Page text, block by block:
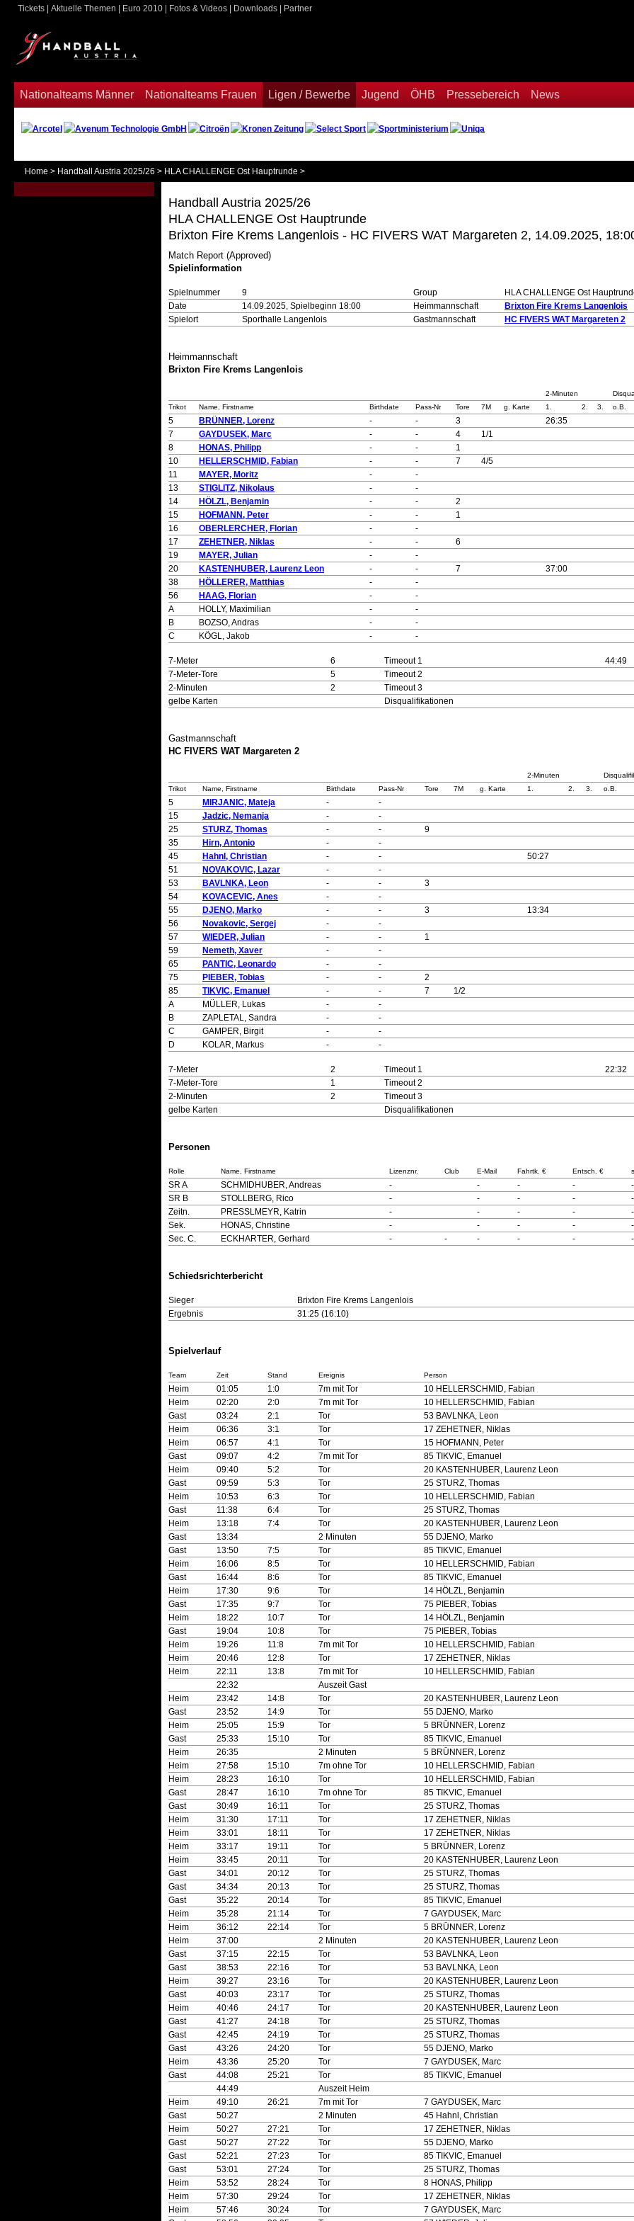
Nationalteams Männer Nationalteams Frauen Ligen / Bewerbe Jugend ÖHB Pressebereich News
Tickets Aktuelle Themen Euro 2010 Fotos & Videos Downloads Partner
Home > Handball Austria 2025/26 > HLA CHALLENGE Ost Hauptrunde >
Handball Austria 2025/26
HLA CHALLENGE Ost Hauptrunde
Brixton Fire Krems Langenlois - HC FIVERS WAT Margareten 2, 14.09.2025,
Match Report (Approved)
Spielinformation
Spielnummer 9 Group
HLA CHALLENGE Ost
Date
14.09.2025, Spielbeginn 18:00 Heimmannschaft
Brixton Fire Krems Langenlois
Spielort
Sporthalle Langenlois Gastmannschaft HC FIVERS WAT Margareten 2
Heimmannschaft
Brixton Fire Krems Langenlois
2-Minuten
Trikot
Name, Firstname Birthdate Pass-Nr Tore 7M g. Karte 1. 2. 3. o.B.
5 BRÜNNER, Lorenz - - 3
26:35
7
GAYDUSEK, Marc - - 4
1/1
8
HONAS, Philipp - -
1
10
HELLERSCHMID, Fabian - - 7
4/5
11
MAYER, Moritz -
-
13
STIGLITZ, Nikolaus -
-
14
HÖLZL, Benjamin - -
2
15
HOFMANN, Peter - -
1
16
OBERLERCHER, Florian -
-
17
ZEHETNER, Niklas - -
6
19
MAYER, Julian -
-
20
KASTENHUBER, Laurenz Leon - - 7
37:00
38
HÖLLERER, Matthias -
-
56
HAAG, Florian -
-
A
HOLLY, Maximilian -
-
B
BOZSO, Andras -
-
C
KÖGL, Jakob - -
7-Meter 6 Timeout 1
44:49
7-Meter-Tore
5
Timeout 2
2-Minuten
2
Timeout 3
gelbe Karten
Disqualifikationen
Gastmannschaft
HC FIVERS WAT Margareten 2
2-Minuten
Trikot
Name, Firstname Birthdate Pass-Nr Tore 7M g. Karte 1. 2. 3. o.B.
5 MIRJANIC, Mateja -
-
15
Jadzic, Nemanja -
-
25
STURZ, Thomas - -
9
35
Hirn, Antonio -
-
45
Hahnl, Christian - -
50:27
51
NOVAKOVIC, Lazar -
-
53
BAVLNKA, Leon - -
3
54
KOVACEVIC, Anes -
-
55
DJENO, Marko - - 3
13:34
56
Novakovic, Sergej -
-
57
WIEDER, Julian - -
1
59
Nemeth, Xaver -
-
65
PANTIC, Leonardo -
-
75
PIEBER, Tobias - -
2
85
TIKVIC, Emanuel - - 7
1/2
A
MÜLLER, Lukas -
-
B
ZAPLETAL, Sandra -
-
C
GAMPER, Birgit -
-
D
KOLAR, Markus - -
7-Meter 2 Timeout 1
22:32
7-Meter-Tore
1
Timeout 2
2-Minuten
2
Timeout 3
gelbe Karten
Disqualifikationen
Personen
Rolle Name, Firstname Lizenznr. Club E-Mail Fahrtk. € Entsch. €
SR A SCHMIDHUBER, Andreas - - - -
-
SR B
STOLLBERG, Rico - - - -
-
Zeitn.
PRESSLMEYR, Katrin - - - -
-
Sek.
HONAS, Christine - - - -
-
Sec. C.
ECKHARTER, Gerhard - - - - - -
Schiedsrichterbericht
Sieger
Brixton Fire Krems Langenlois
Ergebnis
31:25 (16:10)
Spielverlauf
Team Zeit Stand Ereignis Person
Heim 01:05 1:0 7m mit Tor
10 HELLERSCHMID, Fabian
Heim
02:20 2:0 7m mit Tor
10 HELLERSCHMID, Fabian
Gast
03:24 2:1 Tor
53 BAVLNKA, Leon
Heim
06:36 3:1 Tor
17 ZEHETNER, Niklas
Heim
06:57 4:1 Tor
15 HOFMANN, Peter
Gast
09:07 4:2 7m mit Tor
85 TIKVIC, Emanuel
Heim
09:40 5:2 Tor
20 KASTENHUBER, Laurenz Leon
Gast
09:59 5:3 Tor
25 STURZ, Thomas
Heim
10:53 6:3 Tor
10 HELLERSCHMID, Fabian
Gast
11:38 6:4 Tor
25 STURZ, Thomas
Heim
13:18 7:4 Tor
20 KASTENHUBER, Laurenz Leon
Gast
13:34 2 Minuten
55 DJENO, Marko
Gast
13:50 7:5 Tor
85 TIKVIC, Emanuel
Heim
16:06 8:5 Tor
10 HELLERSCHMID, Fabian
Gast
16:44 8:6 Tor
85 TIKVIC, Emanuel
Heim
17:30 9:6 Tor
14 HÖLZL, Benjamin
Gast
17:35 9:7 Tor
75 PIEBER, Tobias
Heim
18:22 10:7 Tor
14 HÖLZL, Benjamin
Gast
19:04 10:8 Tor
75 PIEBER, Tobias
Heim
19:26 11:8 7m mit Tor
10 HELLERSCHMID, Fabian
Heim
20:46 12:8 Tor
17 ZEHETNER, Niklas
Heim
22:11 13:8 7m mit Tor
10 HELLERSCHMID, Fabian
22:32
Auszeit Gast
Heim
23:42 14:8 Tor
20 KASTENHUBER, Laurenz Leon
Gast
23:52 14:9 Tor
55 DJENO, Marko
Heim
25:05 15:9 Tor
5 BRÜNNER, Lorenz
Gast
25:33 15:10 Tor
85 TIKVIC, Emanuel
Heim
26:35 2 Minuten
5 BRÜNNER, Lorenz
Heim
27:58 15:10 7m ohne Tor
10 HELLERSCHMID, Fabian
Heim
28:23 16:10 Tor
10 HELLERSCHMID, Fabian
Gast
28:47 16:10 7m ohne Tor
85 TIKVIC, Emanuel
Gast
30:49 16:11 Tor
25 STURZ, Thomas
Heim
31:30 17:11 Tor
17 ZEHETNER, Niklas
Heim
33:01 18:11 Tor
17 ZEHETNER, Niklas
Heim
33:17 19:11 Tor
5 BRÜNNER, Lorenz
Heim
33:45 20:11 Tor
20 KASTENHUBER, Laurenz Leon
Gast
34:01 20:12 Tor
25 STURZ, Thomas
Gast
34:34 20:13 Tor
25 STURZ, Thomas
Gast
35:22 20:14 Tor
85 TIKVIC, Emanuel
Heim
35:28 21:14 Tor
7 GAYDUSEK, Marc
Heim
36:12 22:14 Tor
5 BRÜNNER, Lorenz
Heim
37:00 2 Minuten
20 KASTENHUBER, Laurenz Leon
Gast
37:15 22:15 Tor
53 BAVLNKA, Leon
Gast
38:53 22:16 Tor
53 BAVLNKA, Leon
Heim
39:27 23:16 Tor
20 KASTENHUBER, Laurenz Leon
Gast
40:03 23:17 Tor
25 STURZ, Thomas
Heim
40:46 24:17 Tor
20 KASTENHUBER, Laurenz Leon
Gast
41:27 24:18 Tor
25 STURZ, Thomas
Gast
42:45 24:19 Tor
25 STURZ, Thomas
Gast
43:26 24:20 Tor
55 DJENO, Marko
Heim
43:36 25:20 Tor
7 GAYDUSEK, Marc
Gast
44:08 25:21 Tor
85 TIKVIC, Emanuel
44:49
Auszeit Heim
Heim
49:10 26:21 7m mit Tor
7 GAYDUSEK, Marc
Gast
50:27 2 Minuten
45 Hahnl, Christian
Heim
50:27 27:21 Tor
17 ZEHETNER, Niklas
Gast
50:27 27:22 Tor
55 DJENO, Marko
Gast
52:21 27:23 Tor
85 TIKVIC, Emanuel
Gast
53:01 27:24 Tor
25 STURZ, Thomas
Heim
53:52 28:24 Tor
8 HONAS, Philipp
Heim
57:30 29:24 Tor
17 ZEHETNER, Niklas
Heim
57:46 30:24 Tor
7 GAYDUSEK, Marc